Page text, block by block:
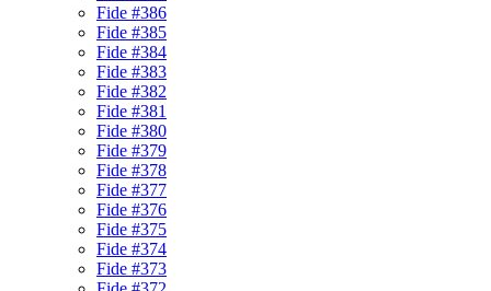
Fide #386
Fide #385
Fide #384
Fide #383
Fide #382
Fide #381
Fide #380
Fide #379
Fide #378
Fide #377
Fide #376
Fide #375
Fide #374
Fide #373